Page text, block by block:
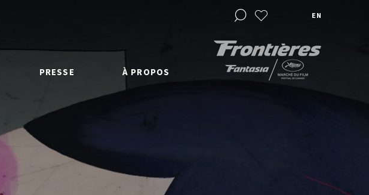
PRESSE À PROPOS
EN